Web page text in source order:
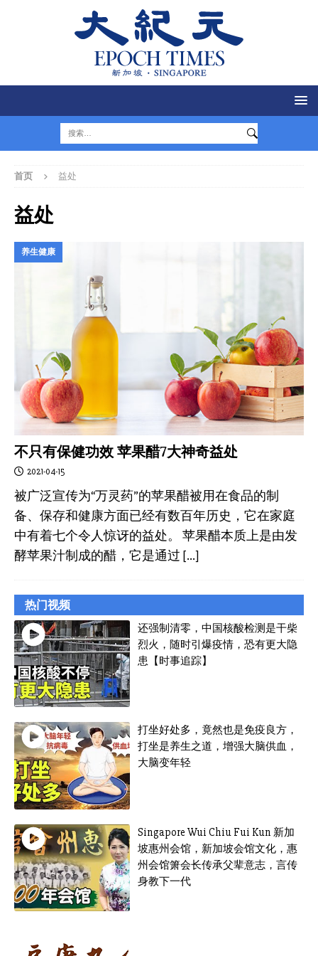
首页 益处
益处
养生健康
不只有保健功效 苹果醋7大神奇益处
2021-04-15
被广泛宣传为“万灵药”的苹果醋被用在食品的制
备、保存和健康方面已经有数百年历史，它在家庭
中有着七个令人惊讶的益处。 苹果醋本质上是由发
酵苹果汁制成的醋，它是通过 […]
热门视频
还强制清零，中国核酸检测是干柴
烈火，随时引爆疫情，恐有更大隐
患【时事追踪】
打坐好处多，竟然也是免疫良方，
打坐是养生之道，增强大脑供血，
大脑变年轻
Singapore Wui Chiu Fui Kun 新加
坡惠州会馆，新加坡会馆文化，惠
州会馆箫会长传承父辈意志，言传
身教下一代